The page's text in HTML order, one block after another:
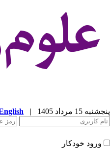
پنجشنبه 15 مرداد 1405 |
ورود خودکار